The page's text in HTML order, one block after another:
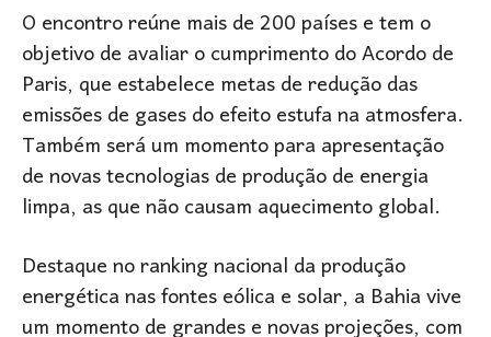
O encontro reúne mais de 200 países e tem o
objetivo de avaliar o cumprimento do Acordo de
Paris, que estabelece metas de redução das
emissões de gases do efeito estufa na atmosfera.
Também será um momento para apresentação
de novas tecnologias de produção de energia
limpa, as que não causam aquecimento global.
Destaque no ranking nacional da produção
energética nas fontes eólica e solar, a Bahia vive